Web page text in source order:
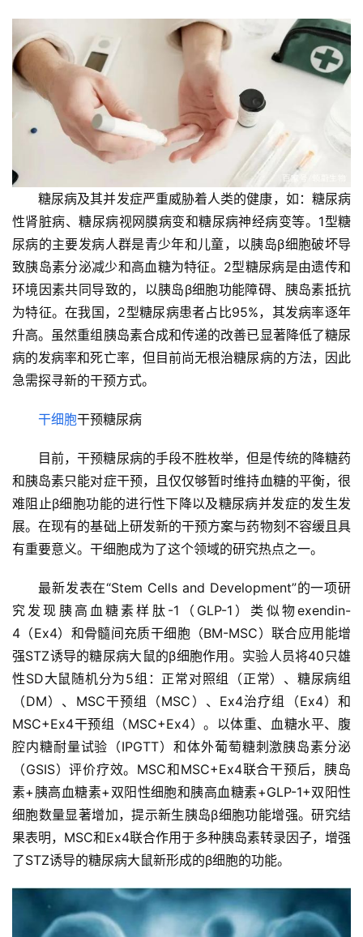
首
页
行
业
讯
糖尿病及其并发症严重威胁着人类的健康，如：糖尿病
性肾脏病、糖尿病视网膜病变和糖尿病神经病变等。1型糖
尿病的主要发病人群是青少年和儿童，以胰岛β细胞破坏导
致胰岛素分泌减少和高血糖为特征。2型糖尿病是由遗传和
环境因素共同导致的，以胰岛β细胞功能障碍、胰岛素抵抗
为特征。在我国，2型糖尿病患者占比95%，其发病率逐年
升高。虽然重组胰岛素合成和传递的改善已显著降低了糖尿
病的发病率和死亡率，但目前尚无根治糖尿病的方法，因此
急需探寻新的干预方式。
干细胞干预糖尿病
目前，干预糖尿病的手段不胜枚举，但是传统的降糖药
和胰岛素只能对症干预，且仅仅够暂时维持血糖的平衡，很
难阻止β细胞功能的进行性下降以及糖尿病并发症的发生发
展。在现有的基础上研发新的干预方案与药物刻不容缓且具
有重要意义。干细胞成为了这个领域的研究热点之一。
最新发表在“Stem Cells and Development”的一项研
究发现胰高血糖素样肽-1（GLP-1）类似物exendin-
4（Ex4）和骨髓间充质干细胞（BM-MSC）联合应用能增
强STZ诱导的糖尿病大鼠的β细胞作用。实验人员将40只雄
性SD大鼠随机分为5组：正常对照组（正常）、糖尿病组
（DM）、MSC干预组（MSC）、Ex4治疗组（Ex4）和
MSC+Ex4干预组（MSC+Ex4）。以体重、血糖水平、腹
腔内糖耐量试验（IPGTT）和体外葡萄糖刺激胰岛素分泌
（GSIS）评价疗效。MSC和MSC+Ex4联合干预后，胰岛
素+胰高血糖素+双阳性细胞和胰高血糖素+GLP-1+双阳性
细胞数量显著增加，提示新生胰岛β细胞功能增强。研究结
果表明，MSC和Ex4联合作用于多种胰岛素转录因子，增强
了STZ诱导的糖尿病大鼠新形成的β细胞的功能。